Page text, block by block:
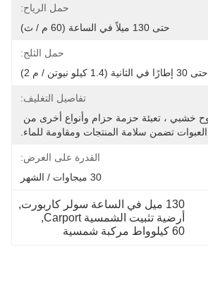
حمل الرياح:
حتى 130 ميلاً في الساعة (60 م / ث)
حمل الثلج:
حتى 30 إطارًا في الثانية (1.4 كيلو نيوتن / م 2)
تفاصيل التغليف:
العبوات تضمن سلامة المنتجات ومقاومة للماء.
القدرة على العرض:
30 ميجاوات / الشهر
130 ميل في الساعة سولر كاربورت
,
أرضية تثبيت الشمسية Carport
,
60 كيلوواط مركبة شمسية